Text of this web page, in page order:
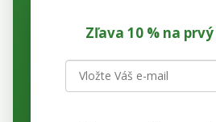
Zľava 10 % na